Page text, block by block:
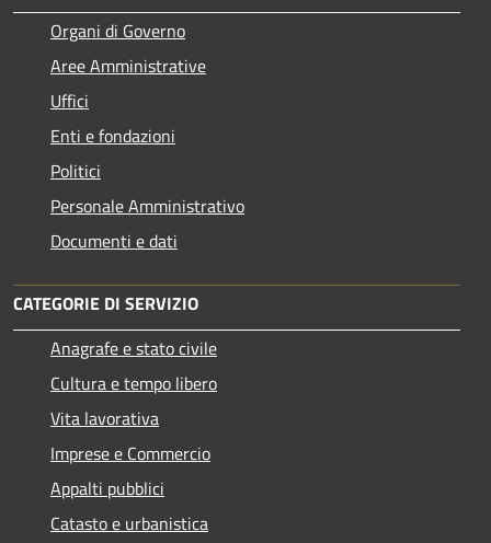
Organi di Governo
Aree Amministrative
Uffici
Enti e fondazioni
Politici
Personale Amministrativo
Documenti e dati
CATEGORIE DI SERVIZIO
Anagrafe e stato civile
Cultura e tempo libero
Vita lavorativa
Imprese e Commercio
Appalti pubblici
Catasto e urbanistica